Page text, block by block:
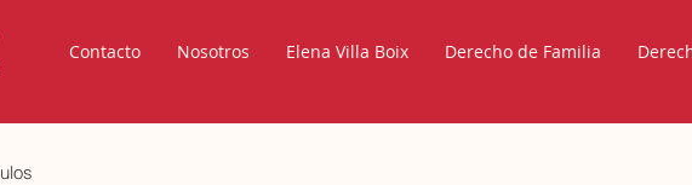
Contacto Nosotros Elena Villa Boix Derecho de Familia